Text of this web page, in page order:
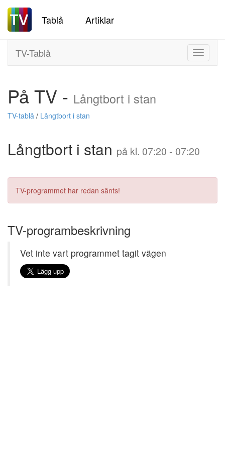
Tablå Artiklar
Toggle
TV-Tablå
På TV - Långtbort i stan
TV-tablå / Långtbort i stan
Långtbort i stan på kl. 07:20 - 07:20
TV-programmet har redan sänts!
TV-programbeskrivning
Vet inte vart programmet tagit vägen